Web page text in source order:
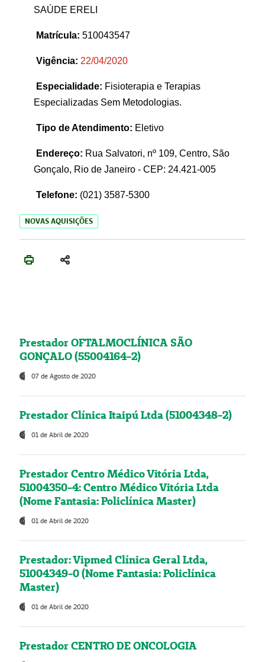
SAÚDE ERELI
Matrícula: 510043547
Vigência: 22/04/2020
Especialidade: Fisioterapia e Terapias
Especializadas Sem Metodologias.
Tipo de Atendimento: Eletivo
Endereço: Rua Salvatori, nº 109, Centro, São
Gonçalo, Rio de Janeiro - CEP: 24.421-005
Telefone: (021) 3587-5300
NOVAS AQUISIÇÕES
Prestador OFTALMOCLÍNICA SÃO
GONÇALO (55004164-2)
07 de Agosto de 2020
Prestador Clínica Itaipú Ltda (51004348-2)
01 de Abril de 2020
Prestador Centro Médico Vitória Ltda,
51004350-4: Centro Médico Vitória Ltda
(Nome Fantasia: Policlínica Master)
01 de Abril de 2020
Prestador: Vipmed Clínica Geral Ltda,
51004349-0 (Nome Fantasia: Policlínica
Master)
01 de Abril de 2020
Prestador CENTRO DE ONCOLOGIA